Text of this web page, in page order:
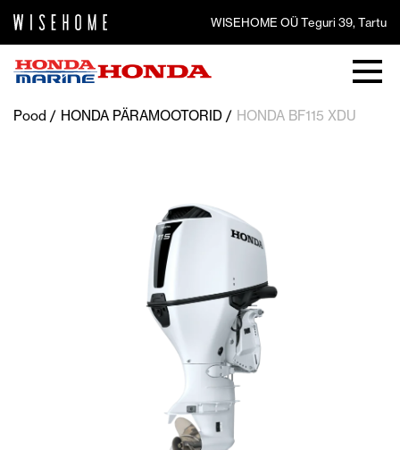
WISEHOME OÜ Teguri 39, Tartu
Pood HONDA PÄRAMOOTORID HONDA BF115 XDU